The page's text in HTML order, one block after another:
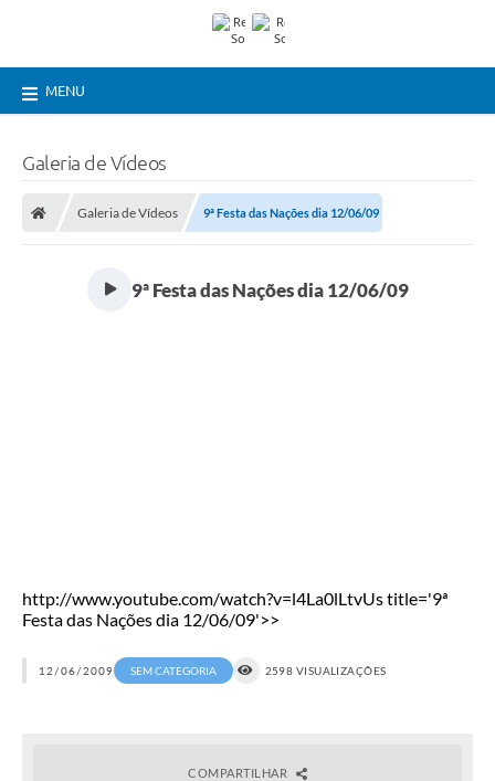
MENU
Galeria de Vídeos
Galeria de Vídeos 9ª Festa das Nações dia 12/06/09
9ª Festa das Nações dia 12/06/09
http://www.youtube.com/watch?v=l4La0lLtvUs title='9ª
Festa das Nações dia 12/06/09'>>
12/06/2009 SEM CATEGORIA 2598 VISUALIZAÇÕES
COMPARTILHAR